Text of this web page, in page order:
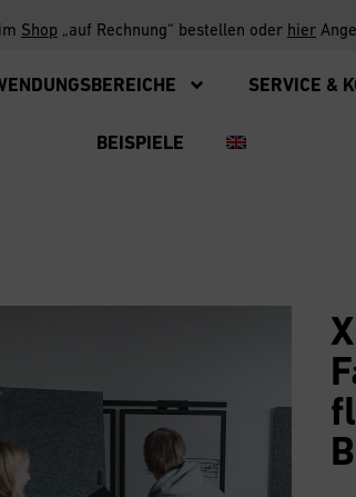
Shop „auf Rechnung“ bestellen oder hier
SERVICE &
BEISPIELE